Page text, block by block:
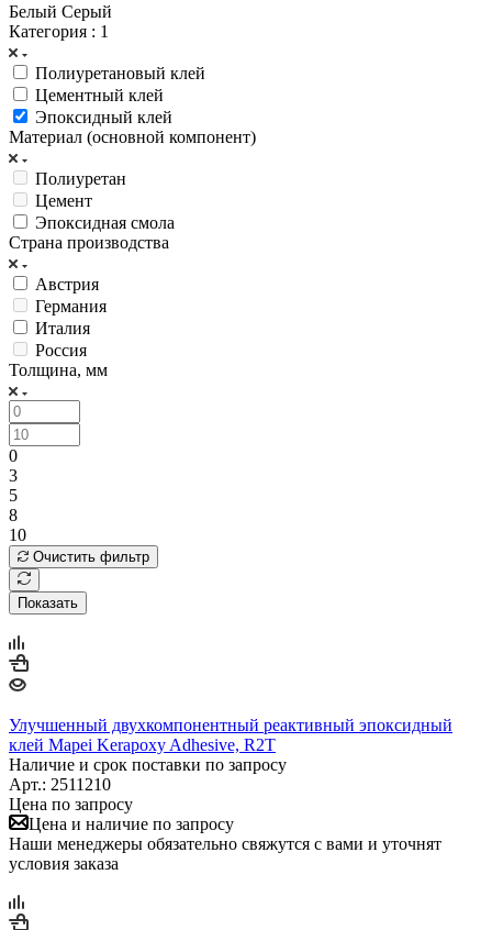
Белый Серый
Категория : 1
Полиуретановый клей
Цементный клей
Эпоксидный клей
Материал (основной компонент)
Полиуретан
Цемент
Эпоксидная смола
Страна производства
Австрия
Германия
Италия
Россия
Толщина, мм
0
3
5
8
10
Очистить фильтр
Показать
Улучшенный двухкомпонентный реактивный эпоксидный
клей Mapei Kerapoxy Adhesive, R2T
Наличие и срок поставки по запросу
Арт.: 2511210
Цена по запросу
Цена и наличие по запросу
Наши менеджеры обязательно свяжутся с вами и уточнят
условия заказа